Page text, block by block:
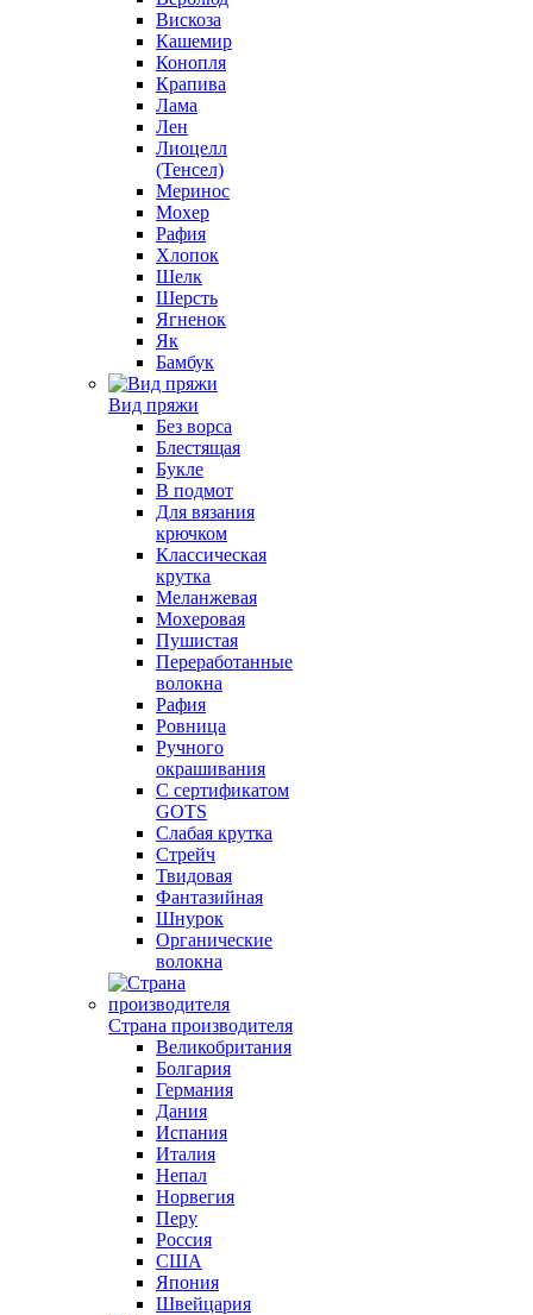
Вискоза
Кашемир
Конопля
Крапива
Лама
Лен
Лиоцелл
(Тенсел)
Меринос
Мохер
Рафия
Хлопок
Шелк
Шерсть
Ягненок
Як
Бамбук
Вид пряжи
Без ворса
Блестящая
Букле
В подмот
Для вязания
крючком
Классическая
крутка
Меланжевая
Мохеровая
Пушистая
Переработанные
волокна
Рафия
Ровница
Ручного
окрашивания
С сертификатом
GOTS
Слабая крутка
Стрейч
Твидовая
Фантазийная
Шнурок
Органические
волокна
Страна производителя
Великобритания
Болгария
Германия
Дания
Испания
Италия
Непал
Норвегия
Перу
Россия
США
Япония
Швейцария